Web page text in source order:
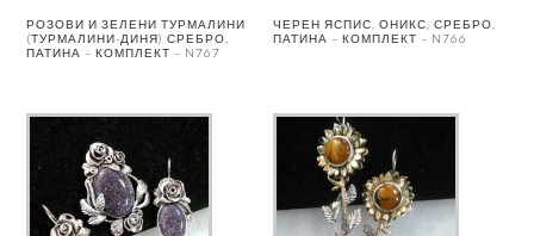
РОЗОВИ И ЗЕЛЕНИ ТУРМАЛИНИ
(ТУРМАЛИНИ-ДИНЯ) СРЕБРО,
ПАТИНА – КОМПЛЕКТ – N767
ЧЕРЕН ЯСПИС, ОНИКС, СРЕБРО,
ПАТИНА – КОМПЛЕКТ – N766